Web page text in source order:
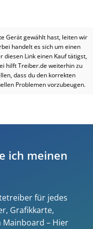
Gerät gewählt hast, leiten wir
handelt es sich um einen
diesen Link einen Kauf tätigst,
hilft Treiber.de weiterhin zu
dass du den korrekten
Problemen vorzubeugen.
ich meinen
für jedes
Grafikkarte,
– Hier